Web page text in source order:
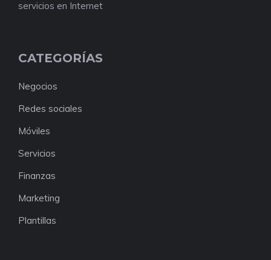
servicios en Internet
CATEGORÍAS
Negocios
Redes sociales
Móviles
Servicios
Finanzas
Marketing
Plantillas